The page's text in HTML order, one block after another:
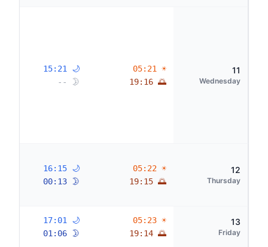
11
Wednesday
☀ 05:21
🌅 19:16
🌙 15:21
🌛 --
12
Thursday
☀ 05:22
🌅 19:15
🌙 16:15
🌛 00:13
13
Friday
☀ 05:23
🌅 19:14
🌙 17:01
🌛 01:06